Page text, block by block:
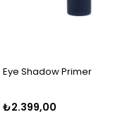
Eye Shadow Primer
₺2.399,00